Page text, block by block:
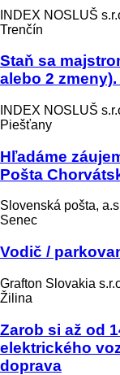
INDEX NOSLUŠ
Trenčín
Staň sa
alebo 2
INDEX NOSLUŠ
Piešťany
Hľadáme
Pošta
Slovenská pošta,
Senec
Vodič /
Grafton Slovakia
Žilina
Zarob si až od
elektrického
doprava